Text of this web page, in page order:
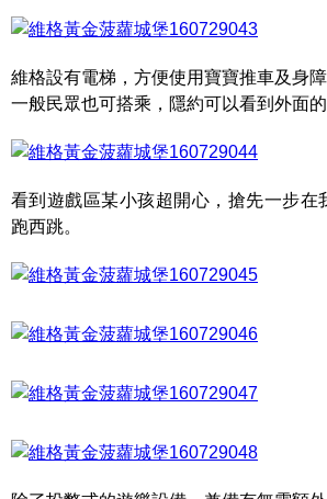
維格設有電梯，方便使用寶寶推車及身障
一般民眾也可搭乘，隱約可以看到外面的
看到遊戲區某小孩超開心，搶先一步在
跑西跳。